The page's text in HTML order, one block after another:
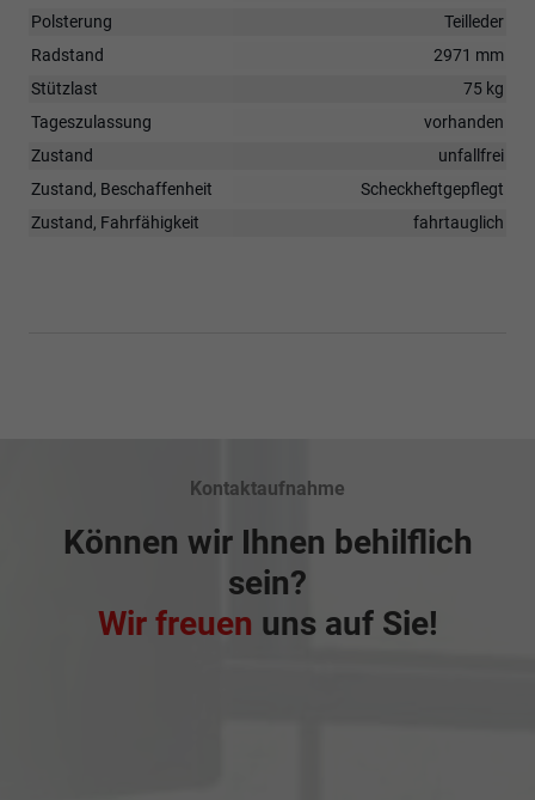
Polsterung
Teilleder
Radstand
2971 mm
Stützlast
75 kg
Tageszulassung
vorhanden
Zustand
unfallfrei
Zustand, Beschaffenheit
Scheckheftgepflegt
Zustand, Fahrfähigkeit
fahrtauglich
Kontaktaufnahme
Können wir Ihnen behilflich
sein?
Wir freuen uns auf Sie!